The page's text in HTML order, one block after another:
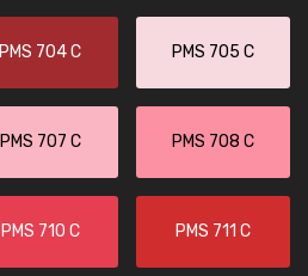
PMS 704 C PMS 705 C
PMS 707 C PMS 708 C
PMS 710 C PMS 711 C